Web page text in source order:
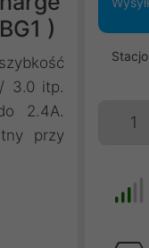
)
3.0 itp.
2.4A.
przy